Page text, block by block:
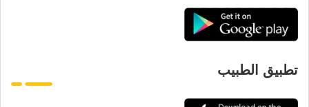
تطبيق الطبيب